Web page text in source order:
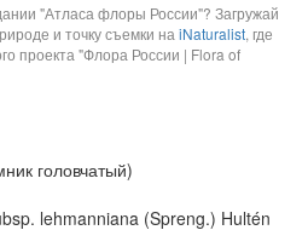
"Атласа флоры России"? Загружай
и точку съемки на iNaturalist, где
проекта "Флора России | Flora of
головчатый)
lehmanniana (Spreng.) Hultén